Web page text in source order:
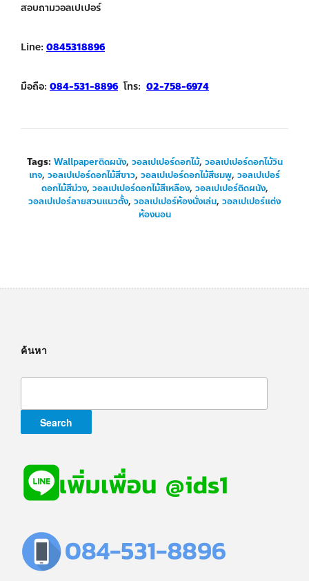
สอบถามวอลเปเปอร์
Line: 0845318896
มือถือ: 084-531-8896 โทร: 02-758-6974
Tags: Wallpaperติดผนัง, วอลเปเปอร์ดอกไม้, วอลเปเปอร์ดอกไม้วิน
เทจ, วอลเปเปอร์ดอกไม้สีขาว, วอลเปเปอร์ดอกไม้สีชมพู, วอลเปเปอร์
ดอกไม้สีม่วง, วอลเปเปอร์ดอกไม้สีเหลือง, วอลเปเปอร์ติดผนัง,
วอลเปเปอร์ลายสวนแนวตั้ง, วอลเปเปอร์ห้องนั่งเล่น, วอลเปเปอร์แต่ง
ห้องนอน
ค้นหา